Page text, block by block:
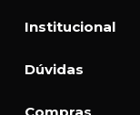
Institucional
Dúvidas